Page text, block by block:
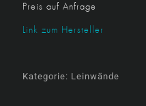
Preis auf Anfrage
Link zum Hersteller
Kategorie: Leinwände